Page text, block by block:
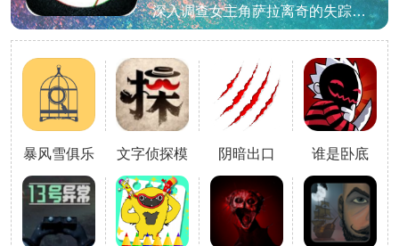
深入调查女主角萨拉离奇的失踪
案。通过细致入微地探索她的通讯
步揭开隐藏在数字世界背后的真
相。游戏特色1、独特的手机界面
探索，让玩家仿佛亲自操作萨拉的
手机。2、多样化的线索类型，包
括短信、邮件、图片等，考验玩家
的信息整合能力。3、第一人称视
角设计，增强沉浸感，让玩家仿佛
置身于调查现场。4、复杂的加密
文件解锁系统，
暴风雪俱乐
部游戏
文字侦探模
拟游戏
阴暗出口 谁是卧底